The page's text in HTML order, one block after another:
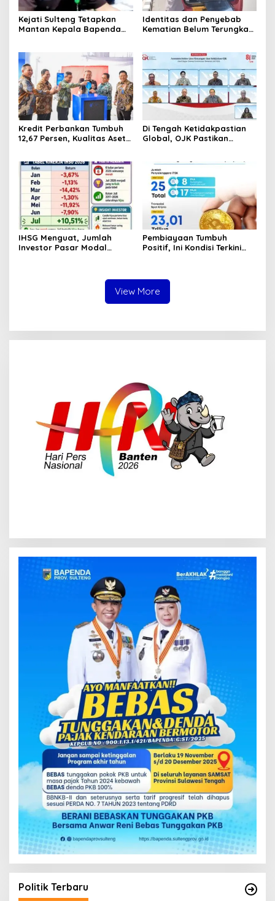
Kejati Sulteng Tetapkan
Mantan Kepala Bapenda
Pertambangan
Identitas dan Penyebab
Kematian Belum Terungkap,
Pantai Lere Palu, Kondisi
Tubuh Sudah Terurai
Dicabik Buaya
Kredit Perbankan Tumbuh
12,67 Persen, Kualitas Aset
Di Tengah Ketidakpastian
Global, OJK Pastikan
IHSG Menguat, Jumlah
Investor Pasar Modal
Pembiayaan Tumbuh
Positif, Ini Kondisi Terkini
View More
Politik Terbaru